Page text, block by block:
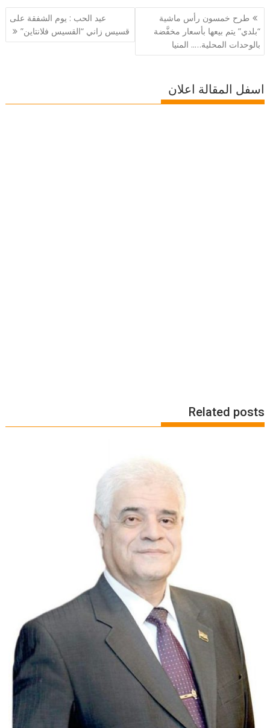
تصفّح
المقالات
طرح خمسون رأس ماشية
“بلدي” يتم بيعها بأسعار مخفَّضة
بالوحدات المحلية….. المنيا
عيد الحب : يوم الشفقة على
قسيس زاني “القسيس فلانتاين”
اسفل المقالة اعلان
Related posts